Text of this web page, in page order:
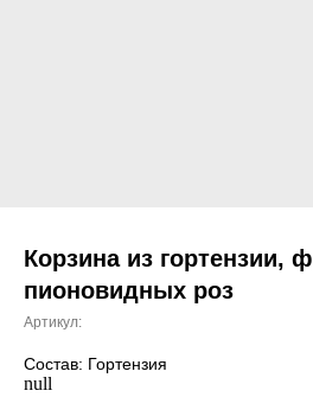
Корзина из гортензии,
пионовидных роз
Артикул:
Состав: Гортензия
null